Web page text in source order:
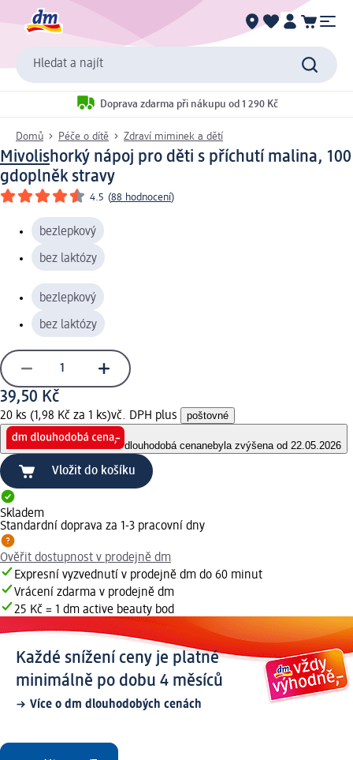
Hledat a najít
Doprava zdarma při nákupu od 1 290 Kč
Domů Péče o dítě Zdraví miminek a dětí
Mivolishorký nápoj pro děti s příchutí malina, 100
gdoplněk stravy
4.5 (88 hodnocení)
bezlepkový
bez laktózy
bezlepkový
bez laktózy
39,50 Kč
20 ks (1,98 Kč za 1 ks)vč. DPH plus poštovné
dlouhodobá cenanebyla zvýšena od 22.05.2026
Vložit do košíku
Skladem
Standardní doprava za 1-3 pracovní dny
Ověřit dostupnost v prodejně dm
Expresní vyzvednutí v prodejně dm do 60 minut
Vrácení zdarma v prodejně dm
25 Kč = 1 dm active beauty bod
Každé snížení ceny je platné
minimálně po dobu 4 měsíců
Více o dm dlouhodobých cenách